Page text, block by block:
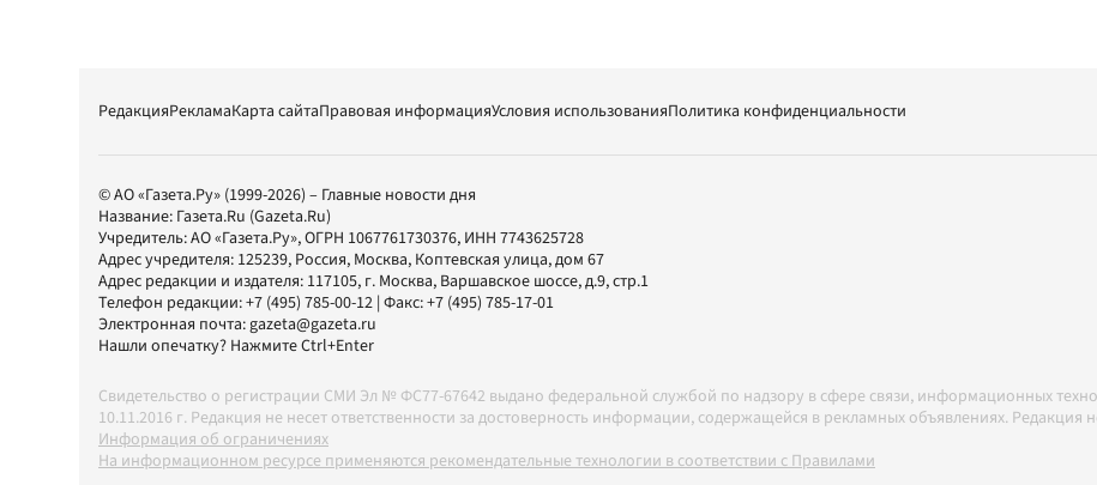
РедакцияРекламаКарта сайтаПравовая информацияУсловия использованияПолитика конфиденциальности
© АО «Газета.Ру» (1999-2026) – Главные новости дня
Название: Газета.Ru (Gazeta.Ru)
Учредитель:АО «Газета.Ру», ОГРН 1067761730376, ИНН 7743625728
Адрес учредителя: 125239, Россия, Москва, Коптевская улица, дом 67
Адрес редакции и издателя: 117105, г. Москва, Варшавское шоссе, д.9, стр.1
Телефон редакции:+7 (495) 785-00-12 | Факс:+7 (495) 785-17-01
Электронная почта:gazeta@gazeta.ru
Нашли опечатку? Нажмите Ctrl+Enter
Свидетельство о регистрации СМИ Эл № ФС77-67642 выдано федеральной службой по надзору в сфере связи, информационных
10.11.2016 г. Редакция не несет ответственности за достоверность информации, содержащейся в рекламных объявлениях.
Информация об ограничениях
На информационном ресурсе применяются рекомендательные технологии в соответствии с Правилами